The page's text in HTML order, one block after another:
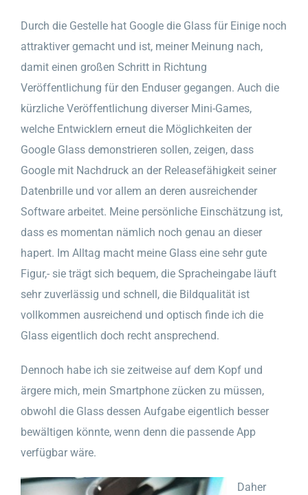
Durch die Gestelle hat Google die Glass für Einige noch
attraktiver gemacht und ist, meiner Meinung nach,
damit einen großen Schritt in Richtung
Veröffentlichung für den Enduser gegangen. Auch die
kürzliche Veröffentlichung diverser Mini-Games,
welche Entwicklern erneut die Möglichkeiten der
Google Glass demonstrieren sollen, zeigen, dass
Google mit Nachdruck an der Releasefähigkeit seiner
Datenbrille und vor allem an deren ausreichender
Software arbeitet. Meine persönliche Einschätzung ist,
dass es momentan nämlich noch genau an dieser
hapert. Im Alltag macht meine Glass eine sehr gute
Figur,- sie trägt sich bequem, die Spracheingabe läuft
sehr zuverlässig und schnell, die Bildqualität ist
vollkommen ausreichend und optisch finde ich die
Glass eigentlich doch recht ansprechend.
Dennoch habe ich sie zeitweise auf dem Kopf und
ärgere mich, mein Smartphone zücken zu müssen,
obwohl die Glass dessen Aufgabe eigentlich besser
bewältigen könnte, wenn denn die passende App
verfügbar wäre.
Daher